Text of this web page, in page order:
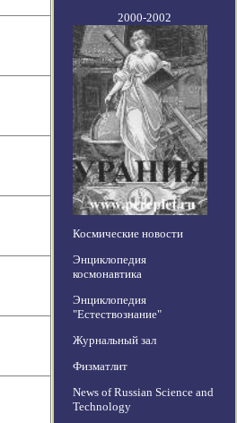
2000-2002
Космические новости
Энциклопедия
космонавтика
Энциклопедия
"Естествознание"
Журнальный зал
Физматлит
News of Russian Science and
Technology